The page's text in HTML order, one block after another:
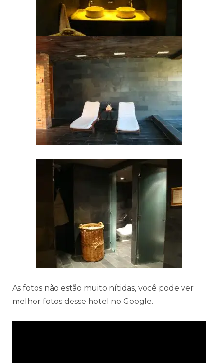
As fotos não estão muito nítidas, você pode ver
melhor fotos desse hotel no Google.